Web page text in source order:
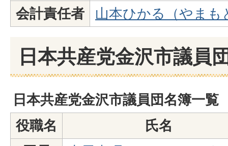
会計責任者
山本ひかる（やまも
日本共産党金沢市議員
日本共産党金沢市議員団名簿一覧
役職名
氏名